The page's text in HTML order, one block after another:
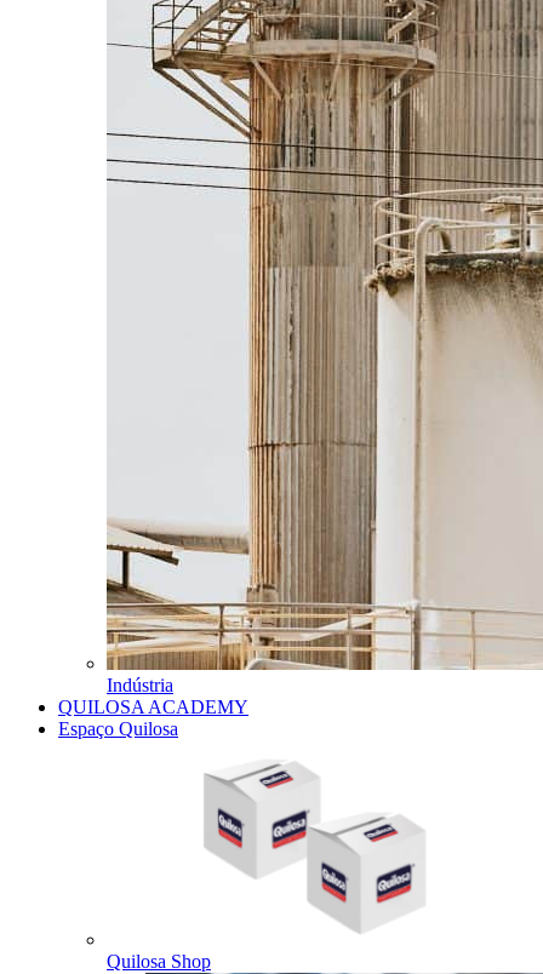
Indústria
QUILOSA ACADEMY
Espaço Quilosa
Quilosa Shop